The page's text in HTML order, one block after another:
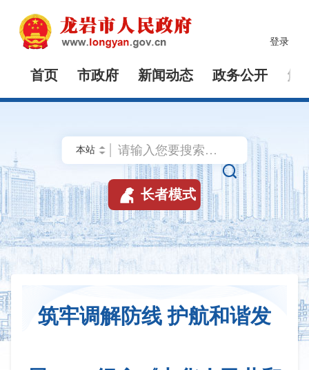
登录
首页 市政府 新闻动态 政务公开 解

 长者模式
筑牢调解防线 护航和谐发